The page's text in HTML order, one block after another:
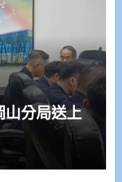
山分局送上